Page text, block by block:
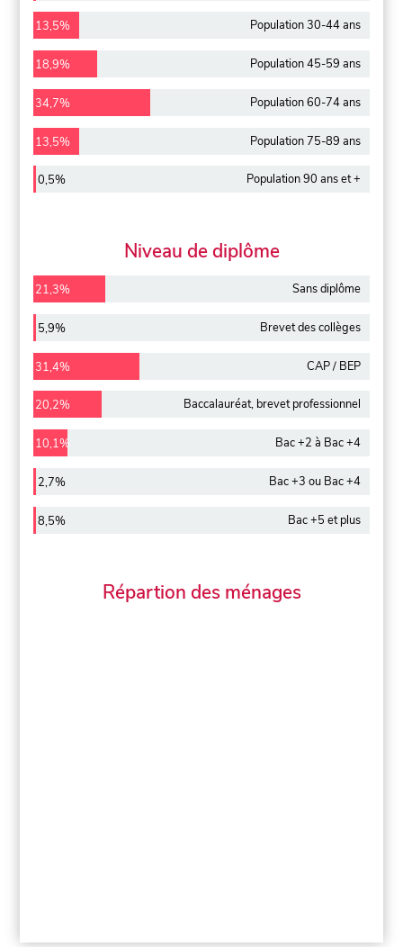
13,5% Population 30-44 ans
18,9% Population 45-59 ans
34,7% Population 60-74 ans
13,5% Population 75-89 ans
0,5% Population 90 ans et +
Niveau de diplôme
21,3% Sans diplôme
5,9% Brevet des collèges
31,4% CAP / BEP
20,2% Baccalauréat, brevet professionnel
10,1% Bac +2 à Bac +4
2,7% Bac +3 ou Bac +4
8,5% Bac +5 et plus
Répartion des ménages